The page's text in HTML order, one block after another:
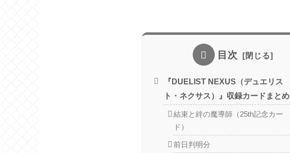
目次
『DUELIST NEXUS（デュエリス
ト・ネクサス）』収録カードまとめ
結束と絆の魔導師（25th記念カー
ド）
前日判明分